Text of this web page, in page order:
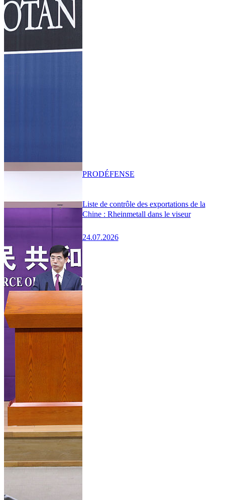
Liste de contrôle des exportations de la
Chine : Rheinmetall dans le viseur
24.07.2026
PRODÉFENSE